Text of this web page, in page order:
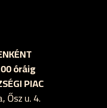
óráig
PIAC
Ősz u. 4.